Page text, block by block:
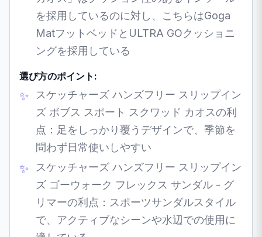
を採用しているのに対し、こちらはGoga
MatフットベッドとULTRA GOクッショニ
ングを採用している
選び方のポイント:
スケッチャーズ ハンズフリー スリップイン
ズ ボブス スポート スクワッド カオスの利
点：足をしっかり覆うデザインで、季節を
問わず日常使いしやすい
スケッチャーズ ハンズフリー スリップイン
ズ ゴーウォーク フレックス サンダル - グ
リマーの利点：スポーツサンダルスタイル
で、アクティブなシーンや水辺での使用に